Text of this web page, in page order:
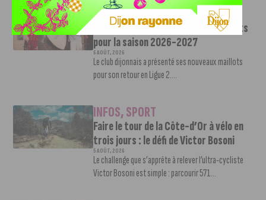
INFOS,SPORT
Le DFCO dévoile ses nouveaux maillots
pour la saison 2026-2027
6 AOÛT, 2026
Le club dijonnais a présenté ses nouveaux maillots
pour son retour en Ligue 2....
INFOS,SPORT
Faire le tour de la Côte-d’Or à vélo en
trois jours : le défi de Victor Bosoni
5 AOÛT, 2026
Le challenge que s’apprête à relever l’ultra-cycliste
Victor Bosoni est simple : parcourir 571...